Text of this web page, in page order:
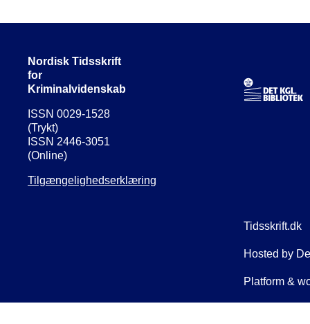
Nordisk Tidsskrift
for
Kriminalvidenskab
ISSN 0029-1528
(Trykt)
ISSN 2446-3051
(Online)
Tilgængelighedserklæring